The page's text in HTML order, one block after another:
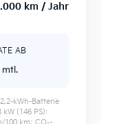
km / Jahr
AB
kWh-Batterie
(146 PS):